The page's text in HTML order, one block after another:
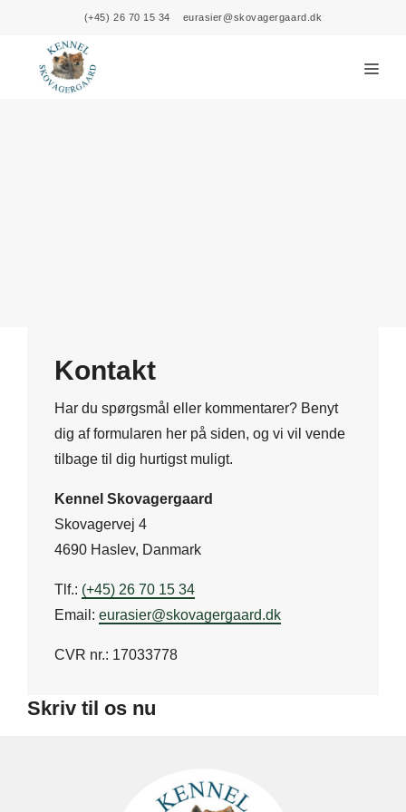
content
(+45) 26 70 15 34 eurasier@skovagergaard.dk
Kontakt
Har du spørgsmål eller kommentarer? Benyt
dig af formularen her på siden, og vi vil vende
tilbage til dig hurtigst muligt.
Kennel Skovagergaard​
Skovagervej 4
4690 Haslev, Danmark
Tlf.: (+45) 26 70 15 34
Email: eurasier@skovagergaard.dk
CVR nr.: 17033778
Skriv til os nu